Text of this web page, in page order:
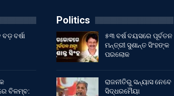
ବର୍ଷା
ବିଳମ୍ବ:
Politics
୫୩ ବର୍ଷ ବୟସରେ ପୂର୍ବତନ
ମନ୍ତ୍ରୀ ସୁଶାନ୍ତ ସିଂହଙ୍କ
ପରଲୋକ
ରାଜନୀତିରୁ ସନ୍ୟାସ ନେବେ
ସିଦ୍ଧରମୈୟା